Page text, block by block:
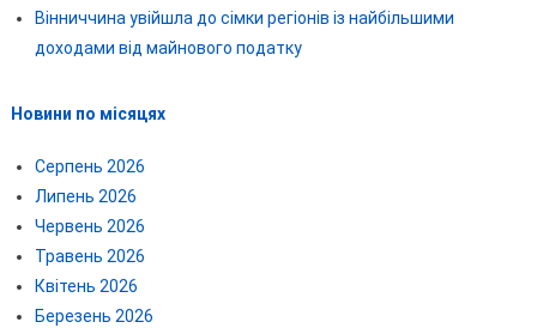
Вінниччина увійшла до сімки регіонів із найбільшими
доходами від майнового податку
Новини по місяцях
Серпень 2026
Липень 2026
Червень 2026
Травень 2026
Квітень 2026
Березень 2026